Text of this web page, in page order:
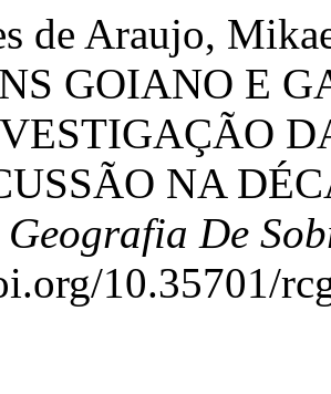
de Araujo,
GOIANO E
NA
De
10.35701/